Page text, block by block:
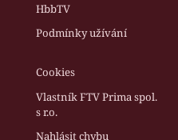
HbbTV
Podmínky užívání
Cookies
Vlastník FTV Prima spol.
s r.o.
Nahlásit chybu